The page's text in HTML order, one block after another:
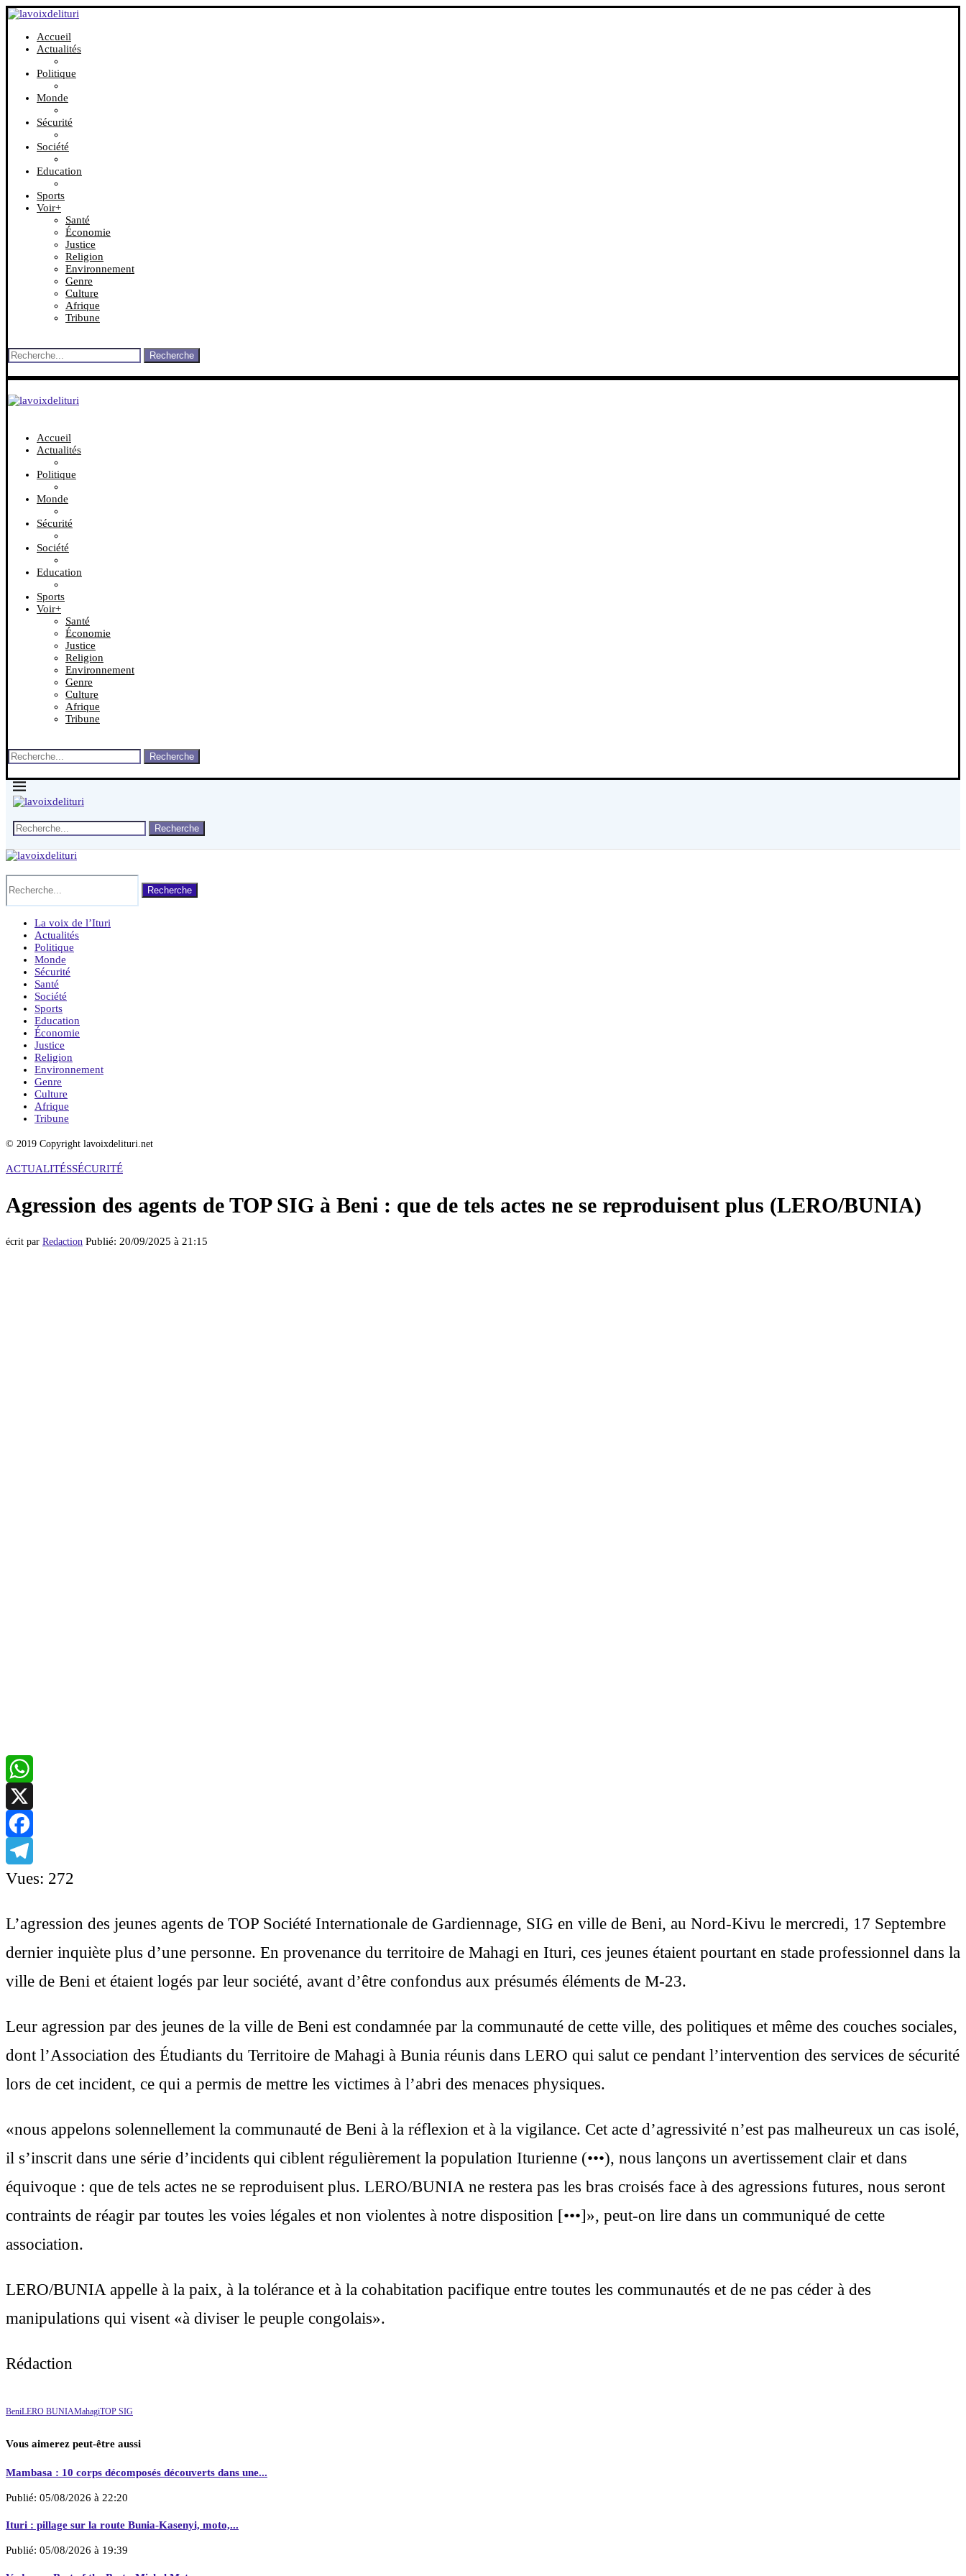
Accueil
Actualités
Politique
Monde
Sécurité
Société
Education
Sports
Voir+
Santé
Économie
Justice
Religion
Environnement
Genre
Culture
Afrique
Tribune
Recherche
Accueil
Actualités
Politique
Monde
Sécurité
Société
Education
Sports
Voir+
Santé
Économie
Justice
Religion
Environnement
Genre
Culture
Afrique
Tribune
Recherche
Recherche
Recherche
La voix de l’Ituri
Actualités
Politique
Monde
Sécurité
Santé
Société
Sports
Education
Économie
Justice
Religion
Environnement
Genre
Culture
Afrique
Tribune
© 2019 Copyright lavoixdelituri.net
ACTUALITÉSSÉCURITÉ
Agression des agents de TOP SIG à Beni : que de tels actes ne se reproduisent plus (LERO/BUNIA)
écrit par Redaction Publié: 20/09/2025 à 21:15
WhatsApp
X
Facebook
Telegram
Vues: 272
L’agression des jeunes agents de TOP Société Internationale de Gardiennage, SIG en ville de Beni, au Nord-Kivu le mercredi, 17 Septembre
dernier inquiète plus d’une personne. En provenance du territoire de Mahagi en Ituri, ces jeunes étaient pourtant en stade professionnel dans la
ville de Beni et étaient logés par leur société, avant d’être confondus aux présumés éléments de M-23.
Leur agression par des jeunes de la ville de Beni est condamnée par la communauté de cette ville, des politiques et même des couches sociales,
dont l’Association des Étudiants du Territoire de Mahagi à Bunia réunis dans LERO qui salut ce pendant l’intervention des services de sécurité
lors de cet incident, ce qui a permis de mettre les victimes à l’abri des menaces physiques.
«nous appelons solennellement la communauté de Beni à la réflexion et à la vigilance. Cet acte d’agressivité n’est pas malheureux un cas isolé,
il s’inscrit dans une série d’incidents qui ciblent régulièrement la population Iturienne (•••), nous lançons un avertissement clair et dans
équivoque : que de tels actes ne se reproduisent plus. LERO/BUNIA ne restera pas les bras croisés face à des agressions futures, nous seront
contraints de réagir par toutes les voies légales et non violentes à notre disposition [•••]», peut-on lire dans un communiqué de cette
association.
LERO/BUNIA appelle à la paix, à la tolérance et à la cohabitation pacifique entre toutes les communautés et de ne pas céder à des
manipulations qui visent «à diviser le peuple congolais».
Rédaction
BeniLERO BUNIAMahagiTOP SIG
Vous aimerez peut-être aussi
Mambasa : 10 corps décomposés découverts dans une...
Publié: 05/08/2026 à 22:20
Ituri : pillage sur la route Bunia-Kasenyi, moto,...
Publié: 05/08/2026 à 19:39